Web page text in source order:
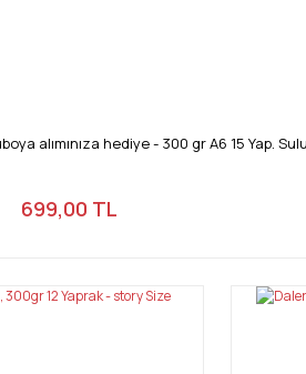
alımınıza hediye - 300 gr A6 15 Yap.
699,00 TL